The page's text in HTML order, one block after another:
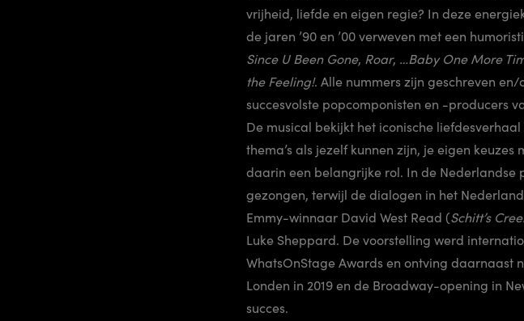
vrijheid, liefde en eigen regie? In deze
de jaren ’90 en ’00 verweven met een
Since U Been Gone, Roar, …Baby One More
the Feeling!. Alle nummers zijn geschreven
succesvolste popcomponisten en -producers
De musical bekijkt het iconische
thema’s als jezelf kunnen zijn, je eigen
daarin een belangrijke rol. In de Nederlandse
gezongen, terwijl de dialogen in het
Emmy-winnaar David West Read (Schitt’s
Luke Sheppard. De voorstelling werd
WhatsOnStage Awards en ontving daarnaast
Londen in 2019 en de Broadway-opening in
succes.